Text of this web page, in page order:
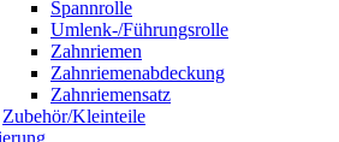
Spannrolle
Umlenk-/Führungsrolle
Zahnriemen
Zahnriemenabdeckung
Zahnriemensatz
Zubehör/Kleinteile